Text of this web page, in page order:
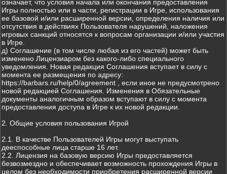
означает, что условия начала или окончания предоставления
Игры полностью или в части, регистрации в Игре, использования
ее базовой и/или расширенной версии, определения наличия или
отсутствия в действиях Пользователя нарушений, наложения
игровых санкций относятся к вопросам организации и/или участия
в Игре.
д) Соглашение (в том числе любая из его частей) может быть
изменено Лицензиаром без какого-либо специального
уведомления. Новая редакция Соглашения вступает в силу с
момента ее размещения по адресу:
https://barbars.ru/help/0/agreement , если иное не предусмотрено
новой редакцией Соглашения. Изменения в Обязательные
документы аналогичным образом вступают в силу с момента
предоставления доступа в Игре к их новой редакции.
2. Общие условия пользования Игрой
2.1. В качестве Пользователей Игры могут выступать
дееспособные лица старше 16 лет.
2.2. Лицензия на базовую версию Игры предоставляется
безвозмездно и обеспечивает возможность прохождения Игры в
целом без необходимости приобретения расширенной версии